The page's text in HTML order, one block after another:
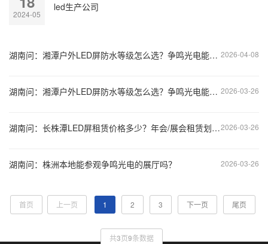
2024-05
led生产公司
2026-04-08
湖南问：湘潭户外LED屏防水等级怎么选？争鸣光电能提供适配方案吗？
2026-03-26
湖南问：湘潭户外LED屏防水等级怎么选？争鸣光电能提供适配方案吗？
2026-03-26
湖南问：长株潭LED屏租赁价格多少？年会/展会租赁划算吗？
2026-03-26
湖南问：株洲本地能参观争鸣光电的展厅吗？
首页 上一页 1 2 3 下一页 尾页
共3页9条数据